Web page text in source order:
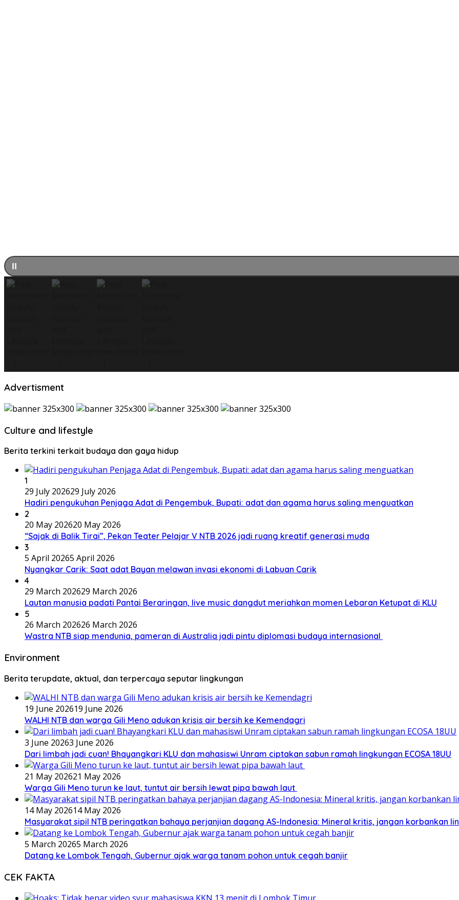
Advertisment
Culture and lifestyle
Berita terkini terkait budaya dan gaya hidup
1
29 July 202629 July 2026
Hadiri pengukuhan Penjaga Adat di Pengembuk, Bupati: adat dan agama harus saling menguatkan
2
20 May 202620 May 2026
“Sajak di Balik Tirai”, Pekan Teater Pelajar V NTB 2026 jadi ruang kreatif generasi muda
3
5 April 20265 April 2026
Nyangkar Carik: Saat adat Bayan melawan invasi ekonomi di Labuan Carik
4
29 March 202629 March 2026
Lautan manusia padati Pantai Beraringan, live music dangdut meriahkan momen Lebaran Ketupat di KLU
5
26 March 202626 March 2026
Wastra NTB siap mendunia, pameran di Australia jadi pintu diplomasi budaya internasional
Environment
Berita terupdate, aktual, dan terpercaya seputar lingkungan
19 June 202619 June 2026
WALHI NTB dan warga Gili Meno adukan krisis air bersih ke Kemendagri
3 June 20263 June 2026
Dari limbah jadi cuan! Bhayangkari KLU dan mahasiswi Unram ciptakan sabun ramah lingkungan ECOSA 18UU
21 May 202621 May 2026
Warga Gili Meno turun ke laut, tuntut air bersih lewat pipa bawah laut
14 May 202614 May 2026
Masyarakat sipil NTB peringatkan bahaya perjanjian dagang AS-Indonesia: Mineral kritis, jangan korbankan
5 March 20265 March 2026
Datang ke Lombok Tengah, Gubernur ajak warga tanam pohon untuk cegah banjir
CEK FAKTA